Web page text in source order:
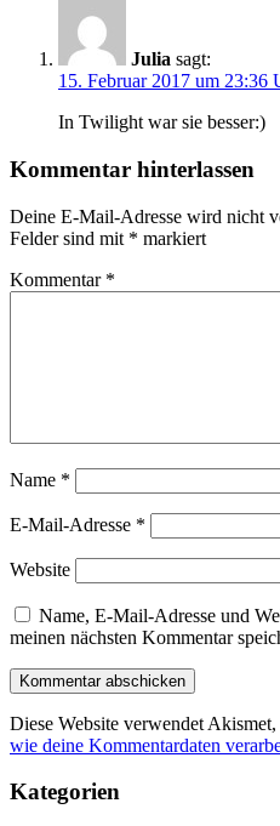
Julia sagt:
15. Februar 2017 um 23:36
In Twilight war sie besser:)
Kommentar hinterlassen
Deine E-Mail-Adresse wird nicht
Felder sind mit * markiert
Kommentar *
Name *
E-Mail-Adresse *
Website
Name, E-Mail-Adresse und
meinen nächsten Kommentar
Diese Website verwendet
wie deine Kommentardaten
Kategorien